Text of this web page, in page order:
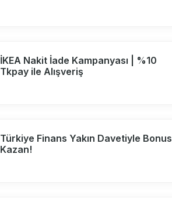
İKEA Nakit İade Kampanyası | %10
Tkpay ile Alışveriş
Türkiye Finans Yakın Davetiyle Bonus
Kazan!